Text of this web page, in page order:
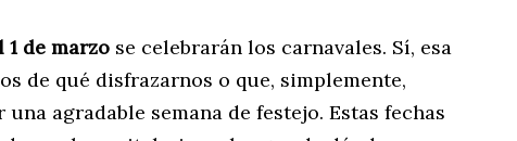
1 de marzo se celebrarán los carnavales. Sí, esa
de qué disfrazarnos o que, simplemente,
agradable semana de festejo. Estas fechas